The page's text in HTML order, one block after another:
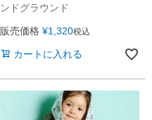
ンドグラウンド
販売価格 ¥1,320税込
カートに入れる